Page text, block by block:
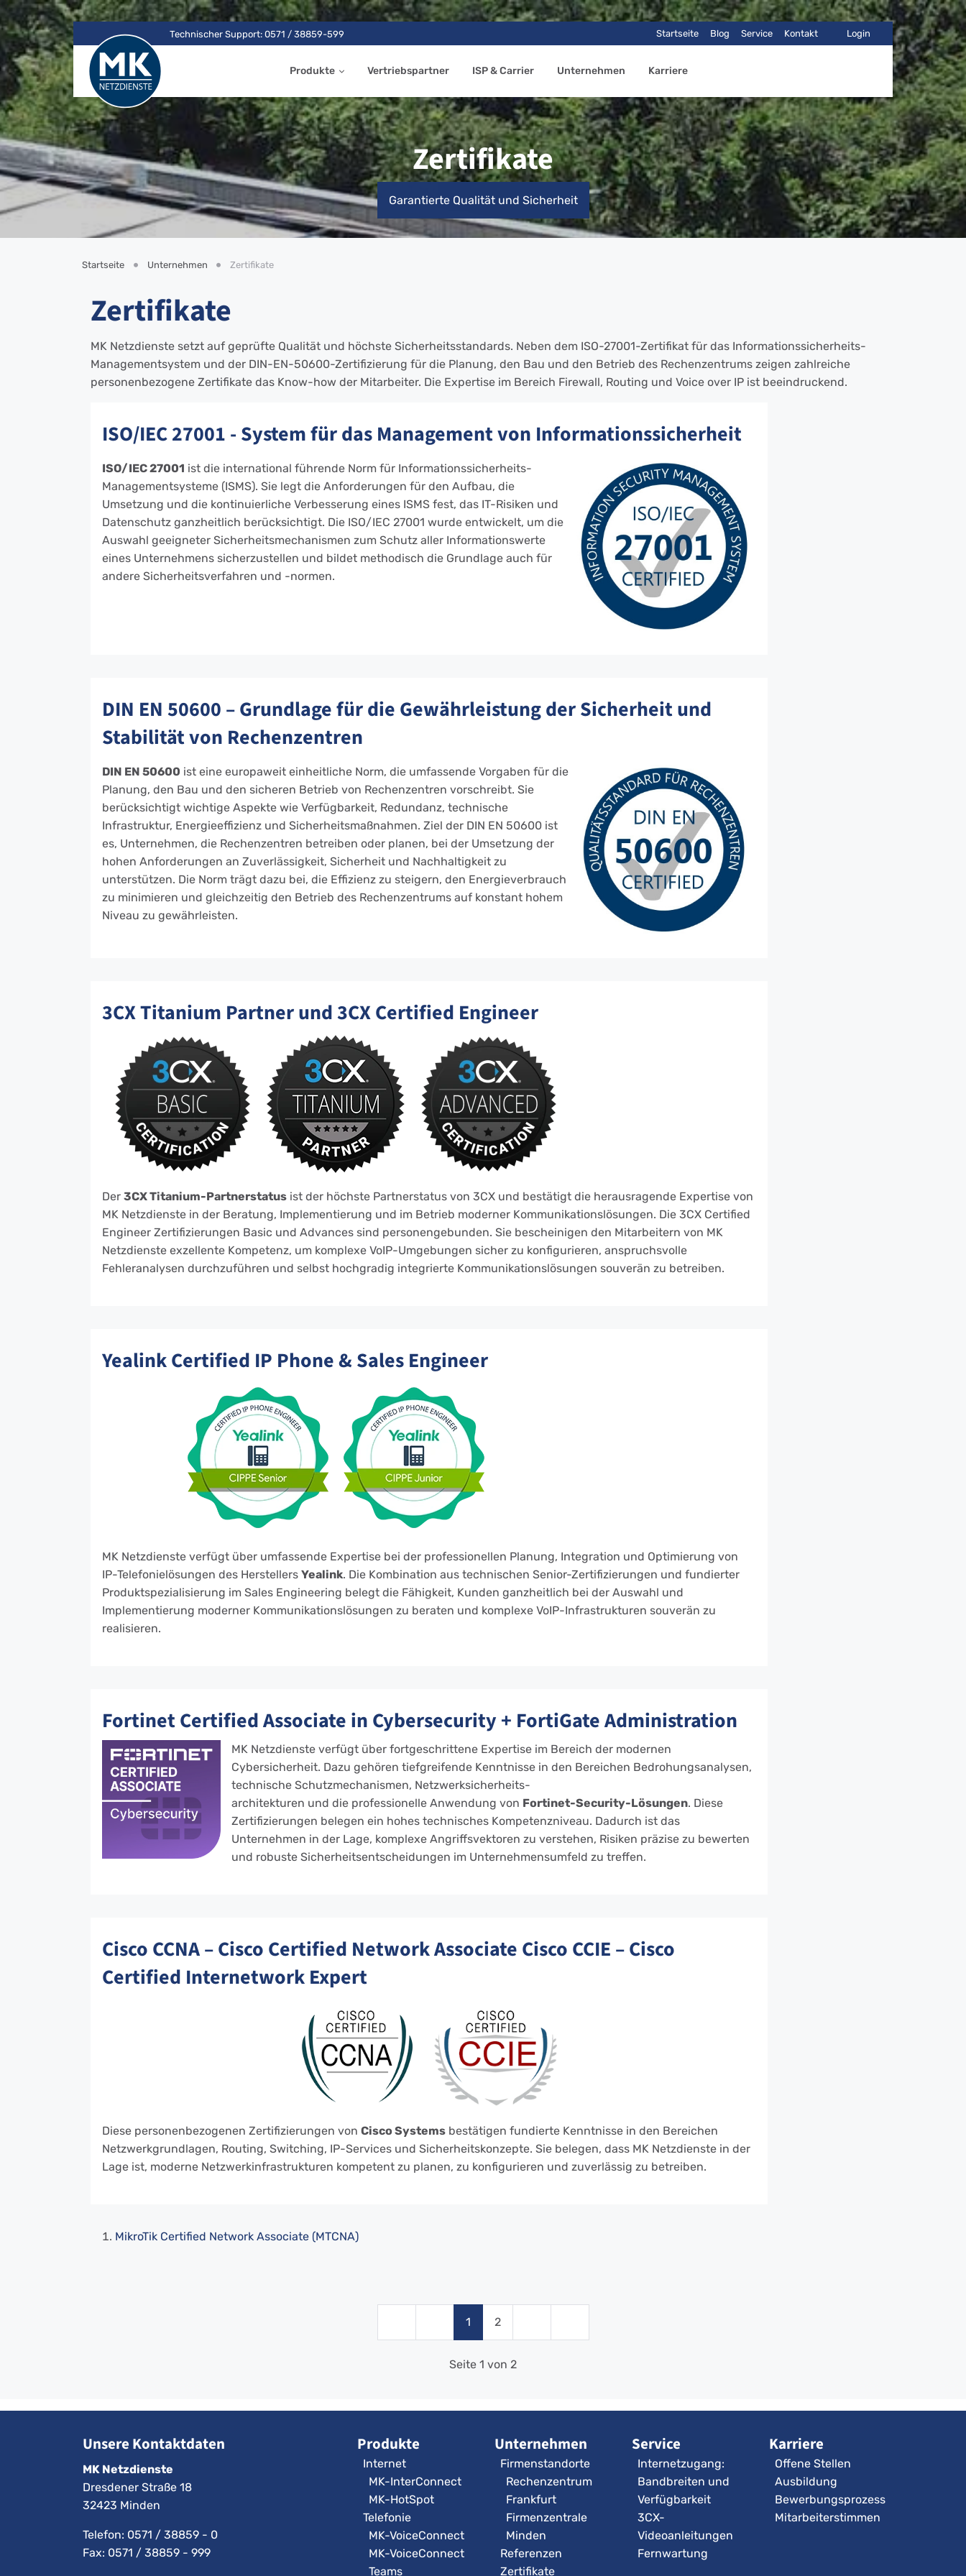
Technischer Support: 0571 / 38859-599 Startseite Blog Service Kontakt Login
Produkte Vertriebspartner ISP & Carrier Unternehmen Karriere
Zertifikate
Garantierte Qualität und Sicherheit
Startseite Unternehmen Zertifikate
Zertifikate
MK Netzdienste setzt auf geprüfte Qualität und höchste Sicherheitsstandards. Neben dem ISO-27001-Zertifikat für das Informationssicherheits-
Managementsystem und der DIN-EN-50600-Zertifizierung für die Planung, den Bau und den Betrieb des Rechenzentrums zeigen zahlreiche
personenbezogene Zertifikate das Know-how der Mitarbeiter. Die Expertise im Bereich Firewall, Routing und Voice over IP ist beeindruckend.
ISO/IEC 27001 - System für das Management von Informationssicherheit
ISO/IEC 27001 ist die international führende Norm für Informationssicherheits-
Managementsysteme (ISMS). Sie legt die Anforderungen für den Aufbau, die
Umsetzung und die kontinuierliche Verbesserung eines ISMS fest, das IT-Risiken und
Datenschutz ganzheitlich berücksichtigt. Die ISO/IEC 27001 wurde entwickelt, um die
Auswahl geeigneter Sicherheitsmechanismen zum Schutz aller Informationswerte
eines Unternehmens sicherzustellen und bildet methodisch die Grundlage auch für
andere Sicherheitsverfahren und -normen.
DIN EN 50600 – Grundlage für die Gewährleistung der Sicherheit und
Stabilität von Rechenzentren
DIN EN 50600 ist eine europaweit einheitliche Norm, die umfassende Vorgaben für die
Planung, den Bau und den sicheren Betrieb von Rechenzentren vorschreibt. Sie
berücksichtigt wichtige Aspekte wie Verfügbarkeit, Redundanz, technische
Infrastruktur, Energieeffizienz und Sicherheitsmaßnahmen. Ziel der DIN EN 50600 ist
es, Unternehmen, die Rechenzentren betreiben oder planen, bei der Umsetzung der
hohen Anforderungen an Zuverlässigkeit, Sicherheit und Nachhaltigkeit zu
unterstützen. Die Norm trägt dazu bei, die Effizienz zu steigern, den Energieverbrauch
zu minimieren und gleichzeitig den Betrieb des Rechenzentrums auf konstant hohem
Niveau zu gewährleisten.
3CX Titanium Partner und 3CX Certified Engineer
Der 3CX Titanium-Partnerstatus ist der höchste Partnerstatus von 3CX und bestätigt die herausragende Expertise von
MK Netzdienste in der Beratung, Implementierung und im Betrieb moderner Kommunikationslösungen. Die 3CX Certified
Engineer Zertifizierungen Basic und Advances sind personengebunden. Sie bescheinigen den Mitarbeitern von MK
Netzdienste exzellente Kompetenz, um komplexe VoIP-Umgebungen sicher zu konfigurieren, anspruchsvolle
Fehleranalysen durchzuführen und selbst hochgradig integrierte Kommunikationslösungen souverän zu betreiben.
Yealink Certified IP Phone & Sales Engineer
MK Netzdienste verfügt über umfassende Expertise bei der professionellen Planung, Integration und Optimierung von
IP-Telefonielösungen des Herstellers Yealink. Die Kombination aus technischen Senior-Zertifizierungen und fundierter
Produktspezialisierung im Sales Engineering belegt die Fähigkeit, Kunden ganzheitlich bei der Auswahl und
Implementierung moderner Kommunikationslösungen zu beraten und komplexe VoIP-Infrastrukturen souverän zu
realisieren.
Fortinet Certified Associate in Cybersecurity + FortiGate Administration
MK Netzdienste verfügt über fortgeschrittene Expertise im Bereich der modernen
Cybersicherheit. Dazu gehören tiefgreifende Kenntnisse in den Bereichen Bedrohungsanalysen,
technische Schutzmechanismen, Netzwerksicherheits-
architekturen und die professionelle Anwendung von Fortinet-Security-Lösungen. Diese
Zertifizierungen belegen ein hohes technisches Kompetenzniveau. Dadurch ist das
Unternehmen in der Lage, komplexe Angriffsvektoren zu verstehen, Risiken präzise zu bewerten
und robuste Sicherheitsentscheidungen im Unternehmensumfeld zu treffen.
Cisco CCNA – Cisco Certified Network Associate Cisco CCIE – Cisco
Certified Internetwork Expert
Diese personenbezogenen Zertifizierungen von Cisco Systems bestätigen fundierte Kenntnisse in den Bereichen
Netzwerkgrundlagen, Routing, Switching, IP-Services und Sicherheitskonzepte. Sie belegen, dass MK Netzdienste in der
Lage ist, moderne Netzwerkinfrastrukturen kompetent zu planen, zu konfigurieren und zuverlässig zu betreiben.
MikroTik Certified Network Associate (MTCNA)
1 2
Seite 1 von 2
Unsere Kontaktdaten
MK Netzdienste
Dresdener Straße 18
32423 Minden
Telefon: 0571 / 38859 - 0
Fax: 0571 / 38859 - 999
Produkte
Internet
MK-InterConnect
MK-HotSpot
Telefonie
MK-VoiceConnect
MK-VoiceConnect
Teams
Unternehmen
Firmenstandorte
Rechenzentrum
Frankfurt
Firmenzentrale
Minden
Referenzen
Zertifikate
Service
Internetzugang:
Bandbreiten und
Verfügbarkeit
3CX-
Videoanleitungen
Fernwartung
Karriere
Offene Stellen
Ausbildung
Bewerbungsprozess
Mitarbeiterstimmen